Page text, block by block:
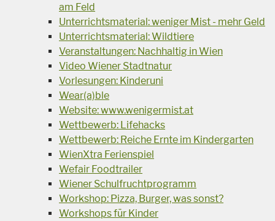
am Feld
Unterrichtsmaterial: weniger Mist - mehr Geld
Unterrichtsmaterial: Wildtiere
Veranstaltungen: Nachhaltig in Wien
Video Wiener Stadtnatur
Vorlesungen: Kinderuni
Wear(a)ble
Website: www.wenigermist.at
Wettbewerb: Lifehacks
Wettbewerb: Reiche Ernte im Kindergarten
WienXtra Ferienspiel
Wefair Foodtrailer
Wiener Schulfruchtprogramm
Workshop: Pizza, Burger, was sonst?
Workshops für Kinder